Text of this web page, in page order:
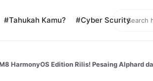
Search
#Tahukah Kamu? #Cyber Scurity
HarmonyOS Edition Rilis! Pesaing Alphard